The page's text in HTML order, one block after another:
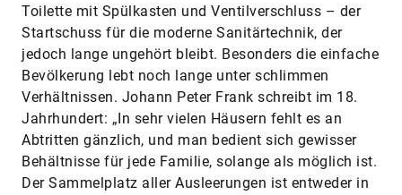
Toilette mit Spülkasten und Ventilverschluss – der
Startschuss für die moderne Sanitärtechnik, der
jedoch lange ungehört bleibt. Besonders die einfache
Bevölkerung lebt noch lange unter schlimmen
Verhältnissen. Johann Peter Frank schreibt im 18.
Jahrhundert: „In sehr vielen Häusern fehlt es an
Abtritten gänzlich, und man bedient sich gewisser
Behältnisse für jede Familie, solange als möglich ist.
Der Sammelplatz aller Ausleerungen ist entweder in